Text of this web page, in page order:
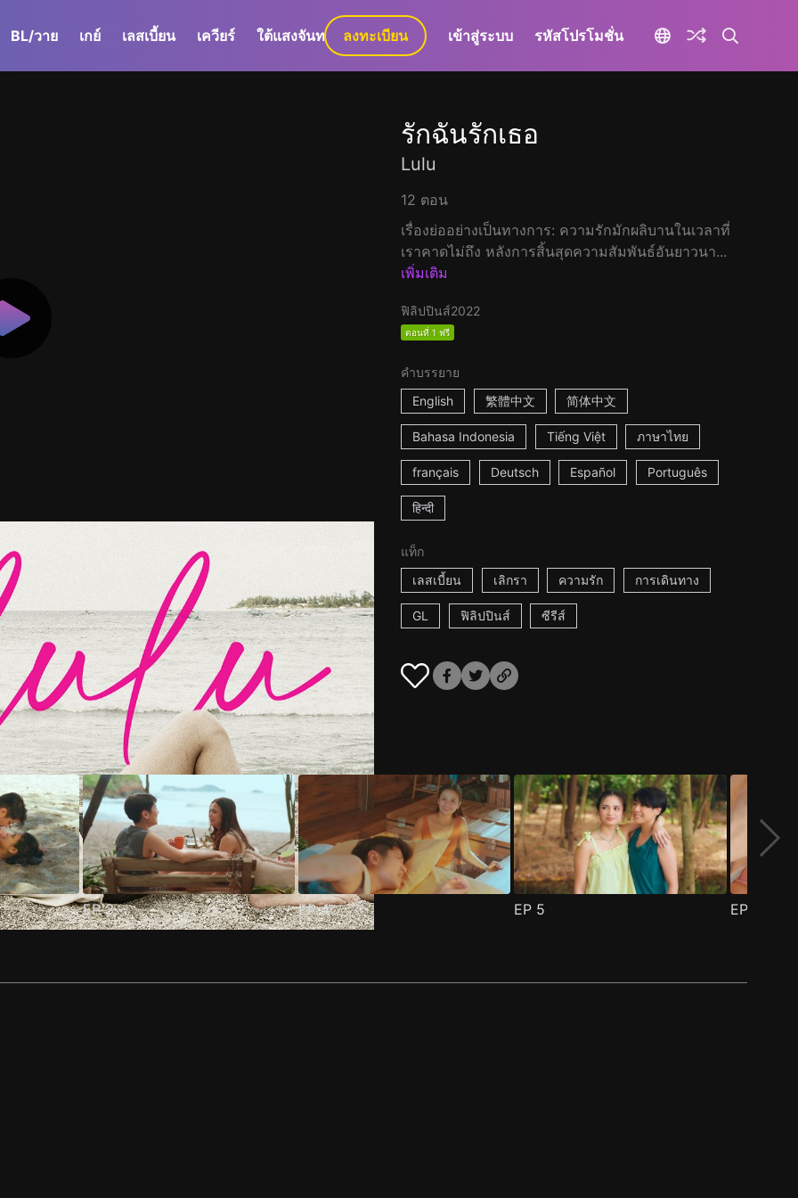
BL/วาย เกย์ เลสเบี้ยน เควียร์ ใต้แสงจันทร์ GaLa+
ลงทะเบียน เข้าสู่ระบบ รหัสโปรโมชั่น
รักฉันรักเธอ
Lulu
12 ตอน
เรื่องย่ออย่างเป็นทางการ: ความรักมักผลิบานในเวลาที่
เราคาดไม่ถึง หลังการสิ้นสุดความสัมพันธ์อันยาวนา...
เพิ่มเติม
ฟิลิปปินส์2022
ตอนที่ 1 ฟรี
คำบรรยาย
English
繁體中文 简体中文
Bahasa Indonesia Tiếng Việt ภาษาไทย
français Deutsch Español Português
हिन्दी
แท็ก
เลสเบี้ยน
เลิกรา ความรัก การเดินทาง
GL ฟิลิปปินส์ ซีรีส์
EP3 EP4 EP 5 EP